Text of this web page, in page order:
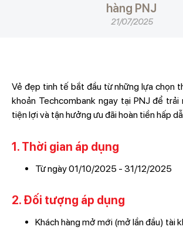
hàng PNJ
21/07/2025
Vẻ đẹp tinh tế bắt đầu từ những lựa chọn
khoản Techcombank ngay tại PNJ để trải
tiện lợi và tận hưởng ưu đãi hoàn tiền hấp
1. Thời gian áp dụng
Từ ngày 01/10/2025 - 31/12/2025
2. Đối tượng áp dụng
Khách hàng mở mới (mở lần đầu) tài